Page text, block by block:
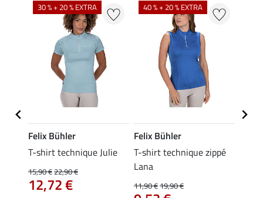
30 % + 20 % EXTRA
Felix Bühler
T-shirt technique Julie
15,90 €22,90 €
12,72 €
40 % + 20 % EXTRA
Felix Bühler
T-shirt technique zippé
Lana
11,90 €19,90 €